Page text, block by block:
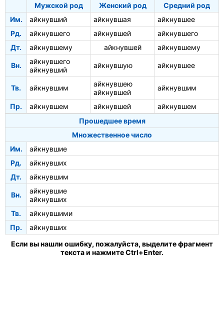
Мужской род Женский род
Средний род
Им.
айкнувший айкнувшая
айкнувшее
Рд.
айкнувшего айкнувшей
айкнувшего
Дт.
айкнувшему айкнувшей айкнувшему
Вн.
айкнувшего
айкнувший
айкнувшую айкнувшее
Тв. айкнувшим
айкнувшею
айкнувшей
айкнувшим
Пр. айкнувшем айкнувшей
айкнувшем
Прошедшее время
Множественное число
Им.
айкнувшие
Рд.
айкнувших
Дт.
айкнувшим
Вн.
айкнувшие
айкнувших
Тв.
айкнувшими
Пр.
айкнувших
Если вы нашли ошибку, пожалуйста, выделите фрагмент
текста и нажмите Ctrl+Enter.